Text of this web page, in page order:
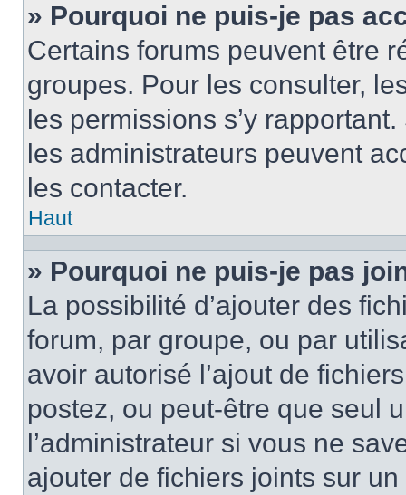
» Pourquoi ne puis-je pas
Certains forums peuvent être
groupes. Pour les consulter,
les permissions s’y
les administrateurs peuvent
les contacter.
Haut
» Pourquoi ne puis-je pas
La possibilité d’ajouter des
forum, par groupe, ou par
avoir autorisé l’ajout de
postez, ou peut-être que seul
l’administrateur si vous ne
ajouter de fichiers joints sur un